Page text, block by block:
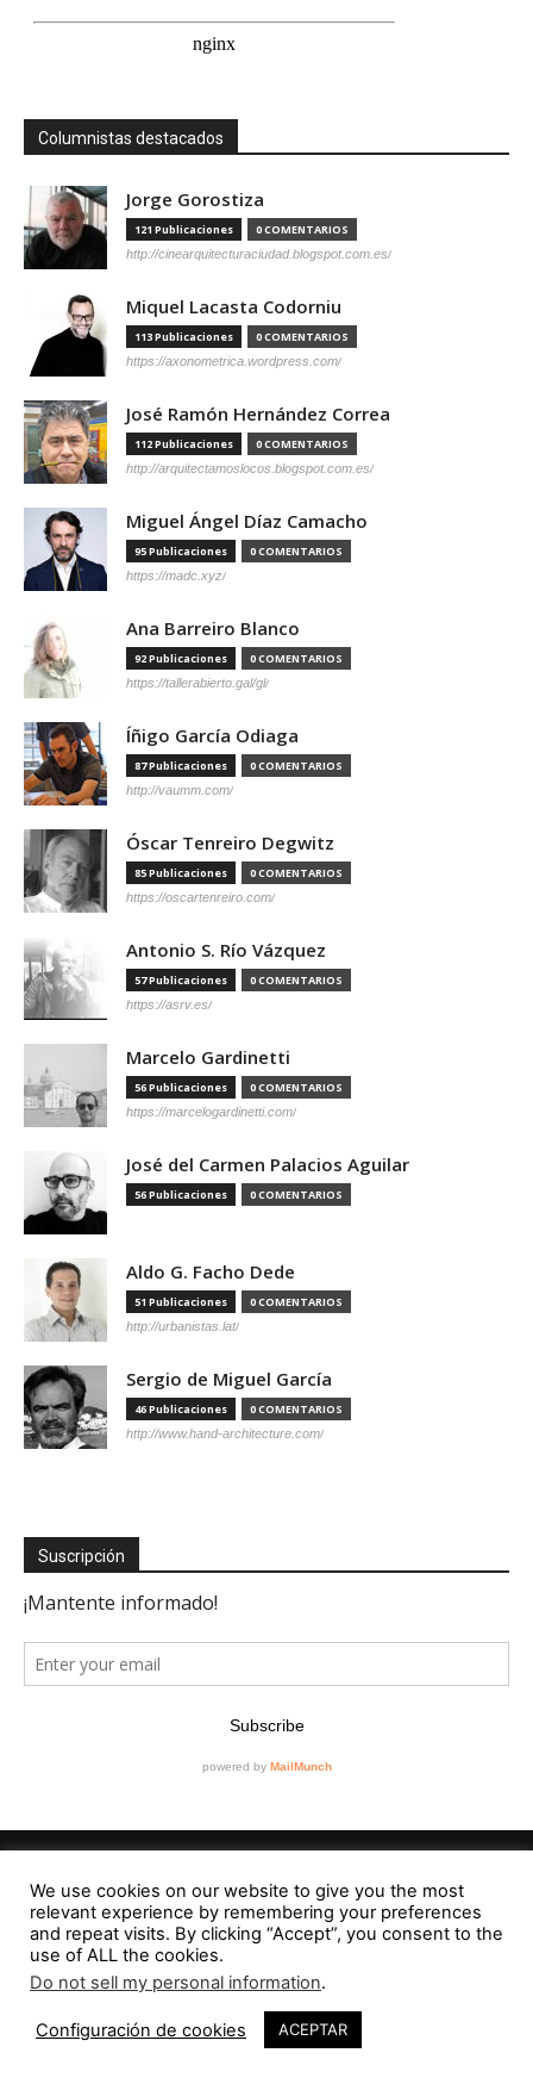
Columnistas destacados
Jorge Gorostiza
121 Publicaciones 0 COMENTARIOS
http://cinearquitecturaciudad.blogspot.com.es/
Miquel Lacasta Codorniu
113 Publicaciones 0 COMENTARIOS
https://axonometrica.wordpress.com/
José Ramón Hernández Correa
112 Publicaciones 0 COMENTARIOS
http://arquitectamoslocos.blogspot.com.es/
Miguel Ángel Díaz Camacho
95 Publicaciones 0 COMENTARIOS
https://madc.xyz/
Ana Barreiro Blanco
92 Publicaciones 0 COMENTARIOS
https://tallerabierto.gal/gl/
Íñigo García Odiaga
87 Publicaciones 0 COMENTARIOS
http://vaumm.com/
Óscar Tenreiro Degwitz
85 Publicaciones 0 COMENTARIOS
https://oscartenreiro.com/
Antonio S. Río Vázquez
57 Publicaciones 0 COMENTARIOS
https://asrv.es/
Marcelo Gardinetti
56 Publicaciones 0 COMENTARIOS
https://marcelogardinetti.com/
José del Carmen Palacios Aguilar
56 Publicaciones 0 COMENTARIOS
Aldo G. Facho Dede
51 Publicaciones 0 COMENTARIOS
http://urbanistas.lat/
Sergio de Miguel García
46 Publicaciones 0 COMENTARIOS
http://www.hand-architecture.com/
Suscripción
Editorial
Contacto
RevistaVAD
We use cookies on our website to give you the most
relevant experience by remembering your preferences
and repeat visits. By clicking “Accept”, you consent to the
use of ALL the cookies.
Do not sell my personal information.
Configuración de cookies ACEPTAR